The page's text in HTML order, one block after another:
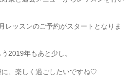
レッスンのご予約がスタートとなりま
2019年もあと少し。
、楽しく過ごしたいですね♡